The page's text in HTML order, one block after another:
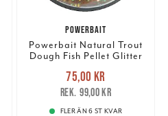
POWERBAIT
Powerbait Natural Trout
Dough Fish Pellet Glitter
Nuvarande pris
75,00 krTidigare pris
99,00 kr
75,00 kr
99,00 kr
FLER ÄN 6 ST KVAR